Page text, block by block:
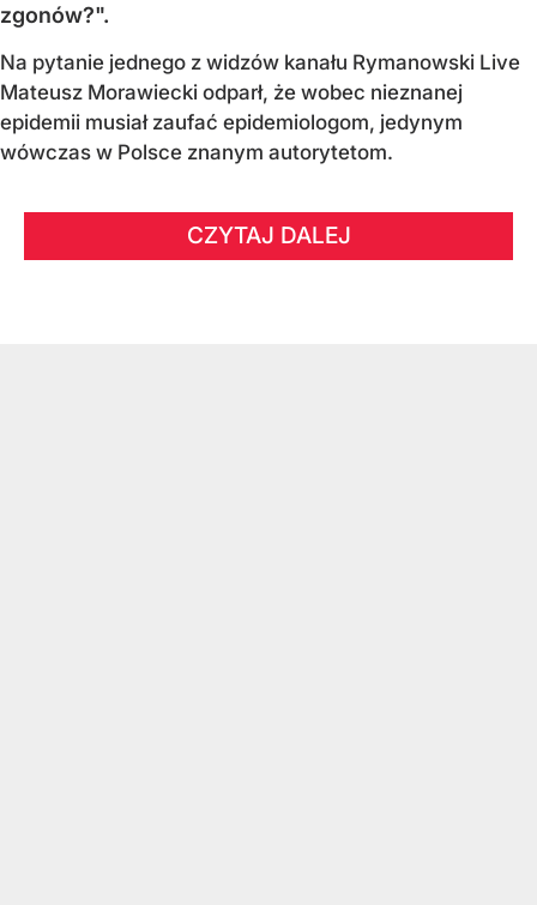
zgonów?".
Na pytanie jednego z widzów kanału Rymanowski Live
Mateusz Morawiecki odparł, że wobec nieznanej
epidemii musiał zaufać epidemiologom, jedynym
wówczas w Polsce znanym autorytetom.
CZYTAJ DALEJ